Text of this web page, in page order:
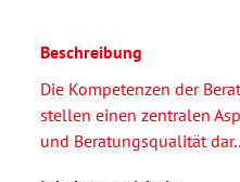
Beschreibung
Die Kompetenzen der
stellen einen zentralen
und Beratungsqualität